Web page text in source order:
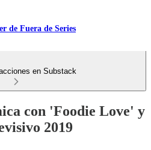
de Fuera de Series
en Substack
con 'Foodie Love' y
2019